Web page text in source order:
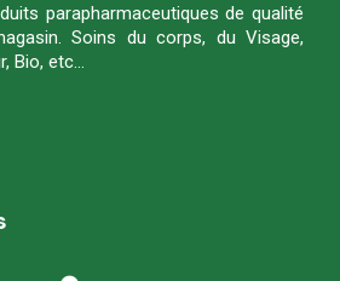
parapharmaceutiques de qualité
Soins du corps, du Visage,
Bio, etc…